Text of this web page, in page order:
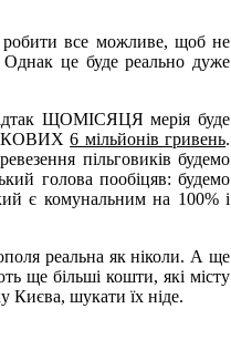
робити все можливе, щоб не
Однак це буде реально дуже
ЩОМІСЯЦЯ мерія буде
6 мільйонів гривень.
пільговиків будемо
голова пообіцяв: будемо
є комунальним на 100% і
реальна як ніколи. А ще
ще більші кошти, які місту
Києва, шукати їх ніде.